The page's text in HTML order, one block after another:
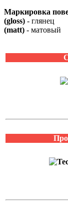
Маркировка
(gloss) - глянец
(matt) - матовый